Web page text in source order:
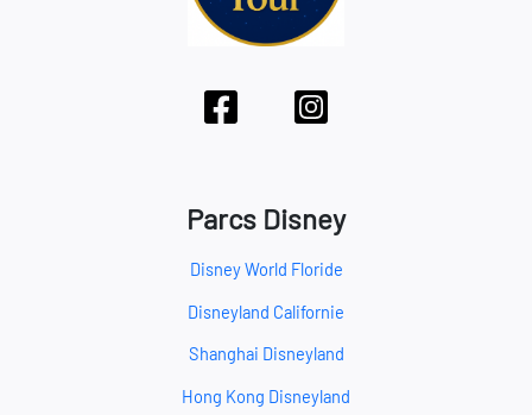
Parcs Disney
Disney World Floride
Disneyland Californie
Shanghai Disneyland
Hong Kong Disneyland